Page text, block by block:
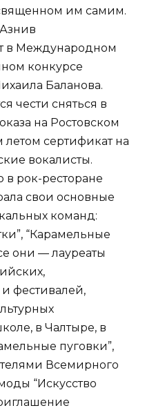
им самим.
в Международном
конкурсе
Баланова.
чести сняться в
на Ростовском
сертификат на
вокалисты.
рок-ресторане
свои основные
команд:
“Карамельные
они — лауреаты
фестивалей,
в Чалтыре, в
пуговки”,
Всемирного
“Искусство